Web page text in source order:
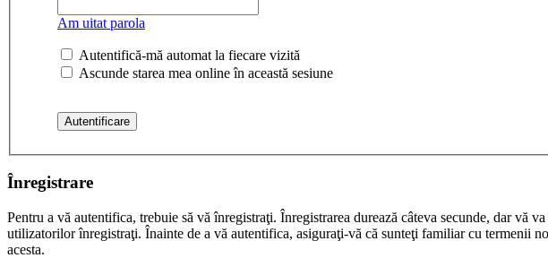
Am uitat parola
Autentifică-mă automat la fiecare vizită
Ascunde starea mea online în această sesiune
Înregistrare
Pentru a vă autentifica, trebuie să vă înregistraţi. Înregistrarea durează câteva secunde, dar
utilizatorilor înregistraţi. Înainte de a vă autentifica, asiguraţi-vă că sunteţi familiar cu termenii
acesta.